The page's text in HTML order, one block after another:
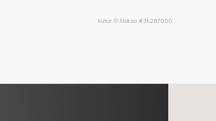
Autor: © Aloksa #35287000